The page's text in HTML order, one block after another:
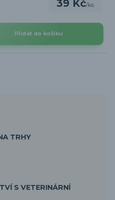
39 Kč/ks
Přidat do košíku
TRHY
S VETERINÁRNÍ